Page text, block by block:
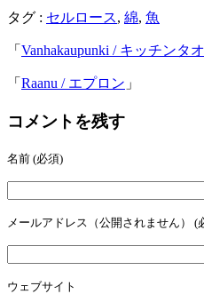
タグ : セルロース, 綿, 魚
「 Vanhakaupunki / キッチンタ
「 Raanu / エプロン 」
コメントを残す
名前 (必須)
メールアドレス（公開されません） (
ウェブサイト